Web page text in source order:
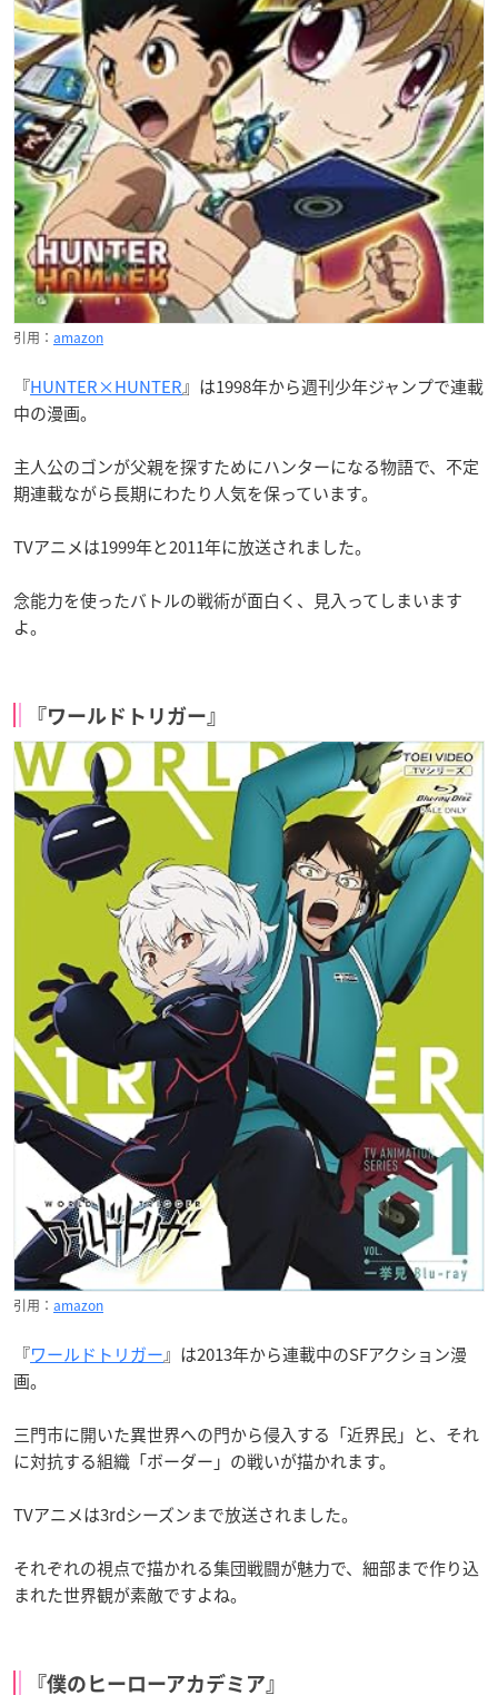
引用： amazon
『HUNTER×HUNTER』は1998年から週刊少年ジャンプで連載
中の漫画。
主人公のゴンが父親を探すためにハンターになる物語で、不定
期連載ながら長期にわたり人気を保っています。
TVアニメは1999年と2011年に放送されました。
念能力を使ったバトルの戦術が面白く、見入ってしまいます
よ。
『ワールドトリガー』
引用： amazon
『ワールドトリガー』は2013年から連載中のSFアクション漫
画。
三門市に開いた異世界への門から侵入する「近界民」と、それ
に対抗する組織「ボーダー」の戦いが描かれます。
TVアニメは3rdシーズンまで放送されました。
それぞれの視点で描かれる集団戦闘が魅力で、細部まで作り込
まれた世界観が素敵ですよね。
『僕のヒーローアカデミア』